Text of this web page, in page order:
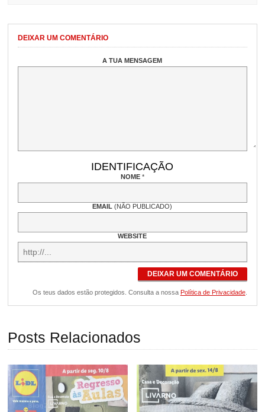
DEIXAR UM COMENTÁRIO
A TUA MENSAGEM
IDENTIFICAÇÃO
NOME *
EMAIL(NÃO PUBLICADO)
WEBSITE
DEIXAR UM COMENTÁRIO
Os teus dados estão protegidos. Consulta a nossa Política de Privacidade.
Posts Relacionados